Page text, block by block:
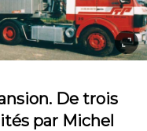
De trois
par Michel